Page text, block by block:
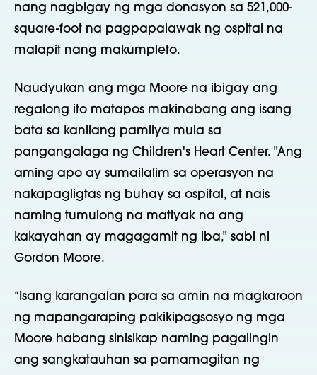
nang nagbigay ng mga donasyon sa 521,000-
square-foot na pagpapalawak ng ospital na
malapit nang makumpleto.
Naudyukan ang mga Moore na ibigay ang
regalong ito matapos makinabang ang isang
bata sa kanilang pamilya mula sa
pangangalaga ng Children's Heart Center. "Ang
aming apo ay sumailalim sa operasyon na
nakapagligtas ng buhay sa ospital, at nais
naming tumulong na matiyak na ang
kakayahan ay magagamit ng iba," sabi ni
Gordon Moore.
“Isang karangalan para sa amin na magkaroon
ng mapangaraping pakikipagsosyo ng mga
Moore habang sinisikap naming pagalingin
ang sangkatauhan sa pamamagitan ng